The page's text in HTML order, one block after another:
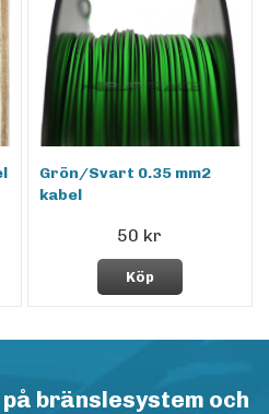
Grön/Svart 0.35 mm2
kabel
50 kr
Köp
bränslesystem och